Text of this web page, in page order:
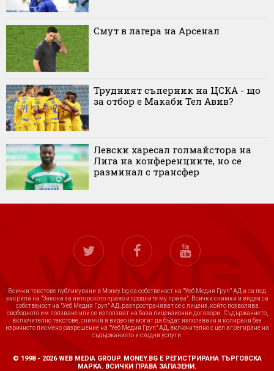
Смут в лагера на Арсенал
Трудният съперник на ЦСКА - що
за отбор е Макаби Тел Авив?
Левски харесал голмайстора на
Лига на конференциите, но се
разминал с трансфер
Всички текстове публикувани в Money.bg са собственост на "Уеб Медия Груп" АД и са под
закрила на "Закона за авторското право и сродните му права". Всички снимки и видеа са
собственост на "Уеб Медия Груп" АД, разпространяват се с лиценз, който позволява
свободното им ползване или се използват на база лицензионни договори. Съдържанието,
включително текстове, снимки и видео не могат да бъдат използвани и копирани без
изричното писмено разрешение на "Уеб Медия Груп" АД, включително с цел агрегиране на
съдържанието и сходни услуги.
© 1998 - 2026 WEB MEDIA GROUP. MONEY.BG Е РЕГИСТРИРАНА ТЪРГОВСКА
МАРКА. ВСИЧКИ ПРАВА ЗАПАЗЕНИ.